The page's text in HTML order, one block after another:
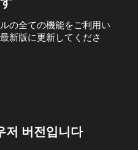
の全ての機能をご利用い
新版に更新してくださ
저 버전입니다